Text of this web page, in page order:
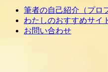
筆者の自己紹介（プロ
わたしのおすすめサイ
お問い合わせ